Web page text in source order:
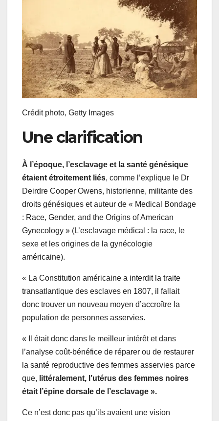
Crédit photo, Getty Images
Une clarification
À l’époque, l’esclavage et la santé génésique
étaient étroitement liés, comme l’explique le Dr
Deirdre Cooper Owens, historienne, militante des
droits génésiques et auteur de « Medical Bondage
: Race, Gender, and the Origins of American
Gynecology » (L’esclavage médical : la race, le
sexe et les origines de la gynécologie
américaine).
« La Constitution américaine a interdit la traite
transatlantique des esclaves en 1807, il fallait
donc trouver un nouveau moyen d’accroître la
population de personnes asservies.
« Il était donc dans le meilleur intérêt et dans
l’analyse coût-bénéfice de réparer ou de restaurer
la santé reproductive des femmes asservies parce
que, littéralement, l’utérus des femmes noires
était l’épine dorsale de l’esclavage ».
Ce n’est donc pas qu’ils avaient une vision